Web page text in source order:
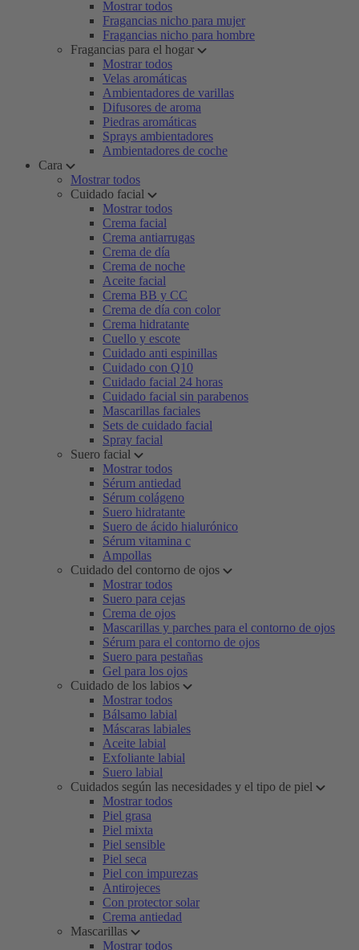
Mostrar todos
Fragancias nicho para mujer
Fragancias nicho para hombre
Fragancias para el hogar
Mostrar todos
Velas aromáticas
Ambientadores de varillas
Difusores de aroma
Piedras aromáticas
Sprays ambientadores
Ambientadores de coche
Cara
Mostrar todos
Cuidado facial
Mostrar todos
Crema facial
Crema antiarrugas
Crema de día
Crema de noche
Aceite facial
Crema BB y CC
Crema de día con color
Crema hidratante
Cuello y escote
Cuidado anti espinillas
Cuidado con Q10
Cuidado facial 24 horas
Cuidado facial sin parabenos
Mascarillas faciales
Sets de cuidado facial
Spray facial
Suero facial
Mostrar todos
Sérum antiedad
Sérum colágeno
Suero hidratante
Suero de ácido hialurónico
Sérum vitamina c
Ampollas
Cuidado del contorno de ojos
Mostrar todos
Suero para cejas
Crema de ojos
Mascarillas y parches para el contorno de ojos
Sérum para el contorno de ojos
Suero para pestañas
Gel para los ojos
Cuidado de los labios
Mostrar todos
Bálsamo labial
Máscaras labiales
Aceite labial
Exfoliante labial
Suero labial
Cuidados según las necesidades y el tipo de piel
Mostrar todos
Piel grasa
Piel mixta
Piel sensible
Piel seca
Piel con impurezas
Antirojeces
Con protector solar
Crema antiedad
Mascarillas
Mostrar todos